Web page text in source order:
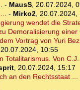
- MausS, 20.07.2024,
- Mirko2, 20.07.2024,
wendet die
Demoralisierung einer
Vortrag von Yuri
20.07.2024, 10:55
Totalitarismus. Von
, 20.07.2024, 15:17
an den Rechtsstaat ...